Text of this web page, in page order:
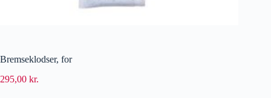
Bremseklodser, for
295,00 kr.